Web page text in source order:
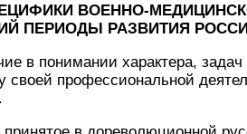
ВОЕННО-
ПЕРИОДЫ РАЗВИТИЯ
в понимании характера,
своей профессиональной